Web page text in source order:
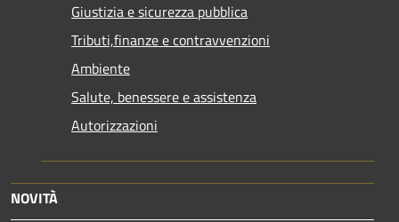
Giustizia e sicurezza pubblica
Tributi,finanze e contravvenzioni
Ambiente
Salute, benessere e assistenza
Autorizzazioni
NOVITÀ